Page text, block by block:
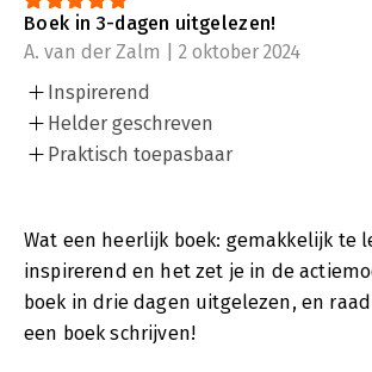
Boek in 3-dagen uitgelezen!
A. van der Zalm | 2 oktober 2024
Inspirerend
Helder geschreven
Praktisch toepasbaar
Wat een heerlijk boek: gemakkelijk te
inspirerend en het zet je in de
boek in drie dagen uitgelezen, en raad
een boek schrijven!